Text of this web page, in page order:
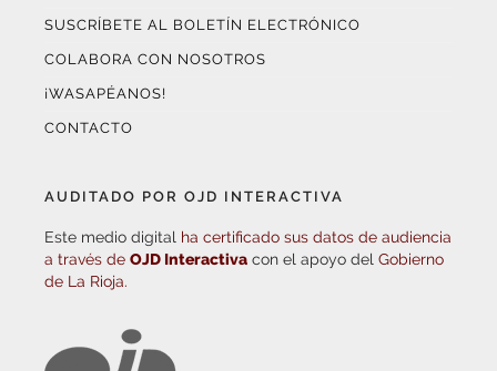
SUSCRÍBETE AL BOLETÍN ELECTRÓNICO
COLABORA CON NOSOTROS
¡WASAPÉANOS!
CONTACTO
AUDITADO POR OJD INTERACTIVA
Este medio digital ha certificado sus datos de audiencia
a través de OJD Interactiva con el apoyo del Gobierno
de La Rioja.